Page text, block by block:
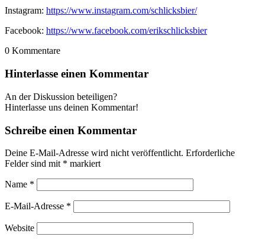
Instagram: https://www.instagram.com/schlicksbier/
Facebook: https://www.facebook.com/erikschlicksbier
0 Kommentare
Hinterlasse einen Kommentar
An der Diskussion beteiligen?
Hinterlasse uns deinen Kommentar!
Schreibe einen Kommentar
Deine E-Mail-Adresse wird nicht veröffentlicht. Erforderliche
Felder sind mit * markiert
Name *
E-Mail-Adresse *
Website